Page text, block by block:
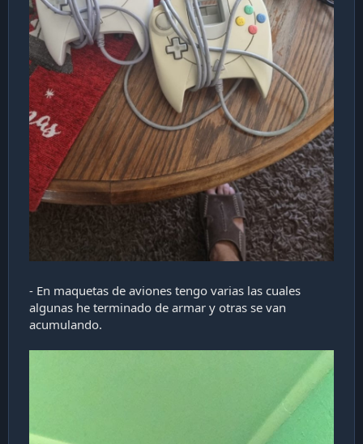
- En maquetas de aviones tengo varias las cuales
algunas he terminado de armar y otras se van
acumulando.